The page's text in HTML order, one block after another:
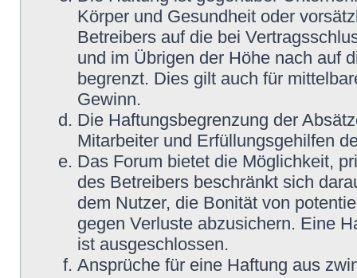
Körper und Gesundheit oder
Betreibers auf die bei
und im Übrigen der Höhe nach auf
begrenzt. Dies gilt auch für
Gewinn.
Die Haftungsbegrenzung der
Mitarbeiter und Erfüllungsgehilfen
Das Forum bietet die Möglichkeit,
des Betreibers beschränkt sich
dem Nutzer, die Bonität von
gegen Verluste abzusichern. Eine
ist ausgeschlossen.
Ansprüche für eine Haftung aus